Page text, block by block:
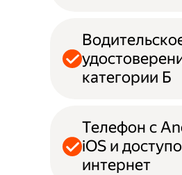
категории Б
Телефон с
iOS и
интернет